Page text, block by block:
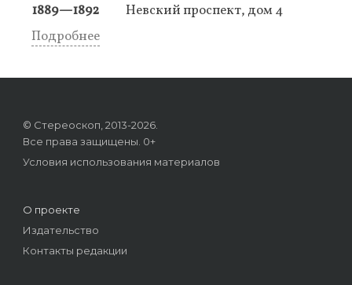
1889—1892
Невский проспект, дом 4
Подробнее
© Стереоскоп, 2013-2026.
Все права защищены. 0+
Условия использования материалов
О проекте
Издательство
Контакты редакции